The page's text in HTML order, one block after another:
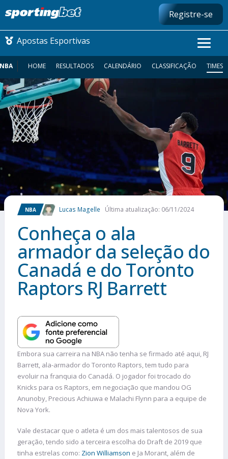
Registre-se
Apostas Esportivas
CONMEBOL LIBERTADORES
FUTEBOL NACIONAL
FUTEBOL INTERNACIONAL
COMO APOSTAR
MAIS ESPORTES
NBA HOME RESULTADOS CALENDÁRIO CLASSIFICAÇÃO TIMES
NBA Lucas Magelle Última atualização: 06/11/2024
Conheça o ala
armador da seleção do
Canadá e do Toronto
Raptors RJ Barrett
Embora sua carreira na NBA não tenha se firmado até aqui, RJ
Barrett, ala-armador do Toronto Raptors, tem tudo para
evoluir na franquia do Canadá. O jogador foi trocado do
Knicks para os Raptors, em negociação que mandou OG
Anunoby, Precious Achiuwa e Malachi Flynn para a equipe de
Nova York.
Vale destacar que o atleta é um dos mais talentosos de sua
geração, tendo sido a terceira escolha do Draft de 2019 que
tinha estrelas como: Zion Williamson e Ja Morant, além de